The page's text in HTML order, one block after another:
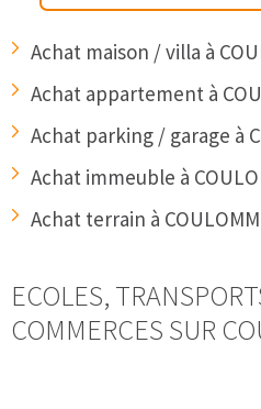
Achat maison / villa à
Achat appartement à
Achat parking / garage à
Achat immeuble à
Achat terrain à
ECOLES,
COMMERCES SUR